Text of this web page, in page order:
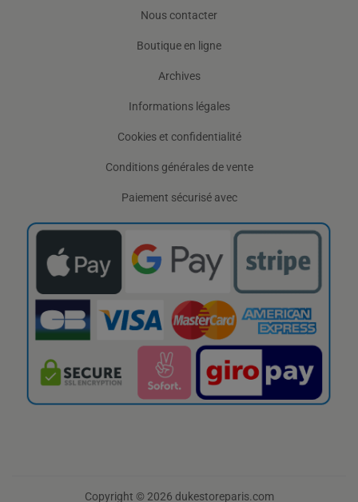
Nous contacter
Boutique en ligne
Archives
Informations légales
Cookies et confidentialité
Conditions générales de vente
Paiement sécurisé avec
Copyright © 2026 dukestoreparis.com